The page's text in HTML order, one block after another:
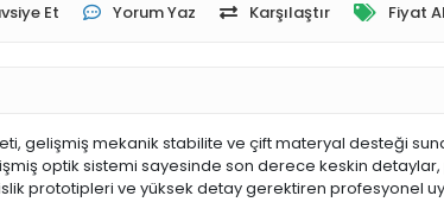
Et Yorum Yaz Karşılaştır Fiyat
gelişmiş mekanik stabilite ve çift materyal desteği
optik sistemi sayesinde son derece keskin
prototipleri ve yüksek detay gerektiren profesyonel